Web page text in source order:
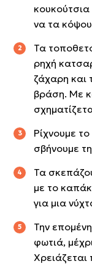
κουκούτσια
να τα
Τα
ρηχή
ζάχαρη και
βράση. Με
Ρίχνουμε
σβήνουμε
Τα
με το
για μια
Την
φωτιά,